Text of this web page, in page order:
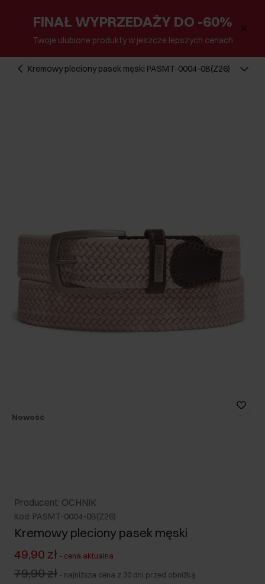
FINAŁ WYPRZEDAŻY DO -60%
Twoje ulubione produkty w jeszcze lepszych cenach
Kremowy pleciony pasek męski PASMT-0004-0B(Z26)
Nowość
Producent: OCHNIK
Kod: PASMT-0004-0B(Z26)
Kremowy pleciony pasek męski
49,90 zł - cena aktualna
79,90 zł - najniższa cena z 30 dni przed obniżką